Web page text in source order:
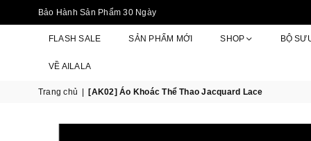
Bảo Hành Sản Phẩm 30 Ngày
FLASH SALE SẢN PHẨM MỚI SHOP BỘ
VỀ AILALA
Trang chủ [AK02] Áo Khoác Thể Thao Jacquard Lace